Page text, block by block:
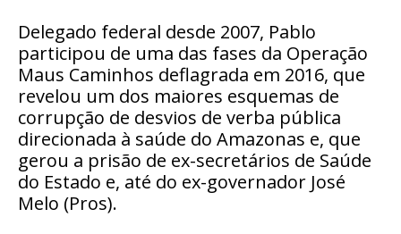
Delegado federal desde 2007, Pablo
participou de uma das fases da Operação
Maus Caminhos deflagrada em 2016, que
revelou um dos maiores esquemas de
corrupção de desvios de verba pública
direcionada à saúde do Amazonas e, que
gerou a prisão de ex-secretários de Saúde
do Estado e, até do ex-governador José
Melo (Pros).